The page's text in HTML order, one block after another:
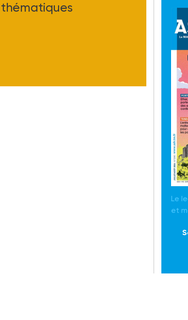
Le
et